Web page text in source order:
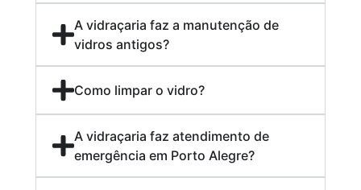
A vidraçaria faz a manutenção de
vidros antigos?
Como limpar o vidro?
A vidraçaria faz atendimento de
emergência em Porto Alegre?